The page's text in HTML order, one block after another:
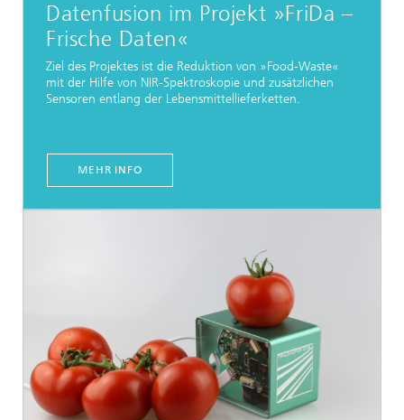
Datenfusion im Projekt »FriDa –
Frische Daten«
Ziel des Projektes ist die Reduktion von »Food-Waste«
mit der Hilfe von NIR-Spektroskopie und zusätzlichen
Sensoren entlang der Lebensmittellieferketten.
MEHR INFO